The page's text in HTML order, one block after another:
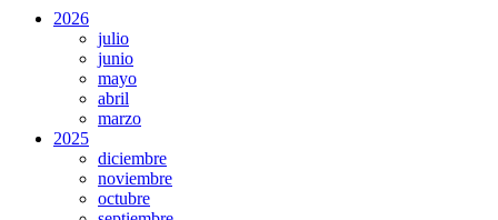
2026
julio
junio
mayo
abril
marzo
2025
diciembre
noviembre
octubre